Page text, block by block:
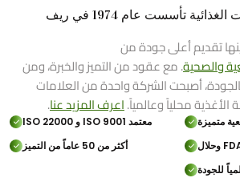
شركة الأحلام للمنتجات الغذائية تأسست عام 1974 في ريف
تقديم أعلى جودة من
والصحية. مع عقود من التميز والخبرة، ومن
أصبحت الشركة واحدة من العلامات
الأغذية محلياً وعالمياً.اعرف المزيد عنا.
متميزة
معتمد ISO 9001 و ISO 22000
أكثر من 50 عاماً من التميز
للجودة